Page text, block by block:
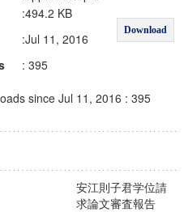
Download
:494.2 KB
:Jul 11, 2016
: 395
since Jul 11, 2016 : 395
安江則子君学位請
求論文審査報告